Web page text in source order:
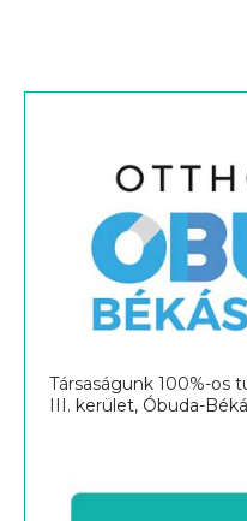
Társaságunk 100%-os
III. kerület, Óbuda-